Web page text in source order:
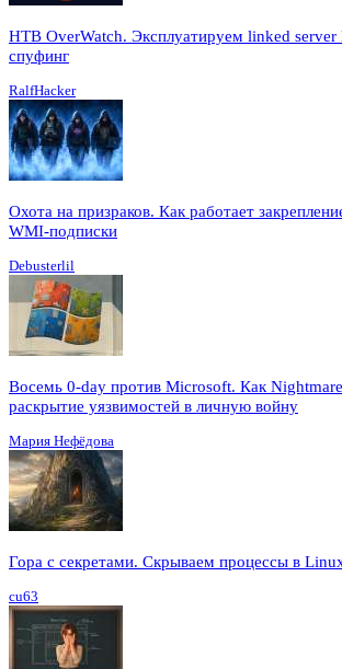
HTB OverWatch. Эксплуатируем linked server
спуфинг
RalfHacker
Охота на призраков. Как работает
WMI-подписки
Debusterlil
Восемь 0-day против Microsoft. Как
раскрытие уязвимостей в личную войну
Мария Нефёдова
Гора с секретами. Скрываем процессы в
cu63